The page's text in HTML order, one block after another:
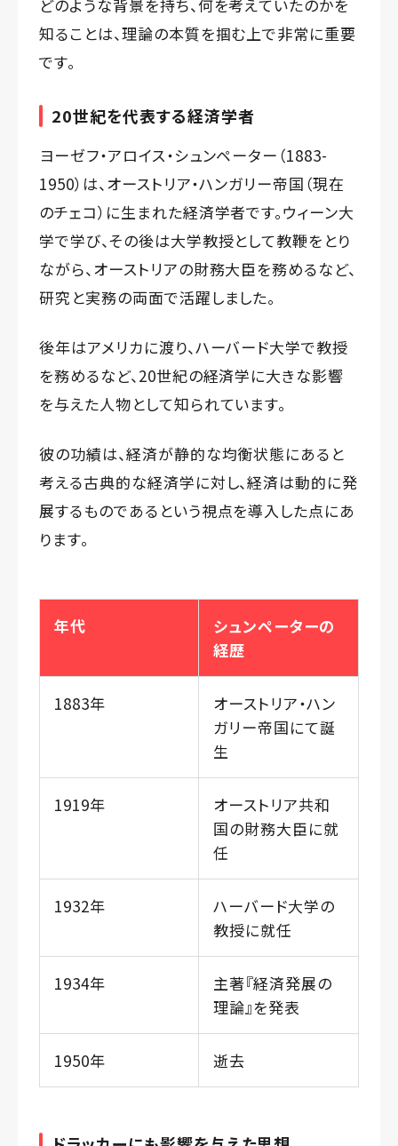
どのような背景を持ち、何を考えていたのかを
知ることは、理論の本質を掴む上で非常に重要
です。
20世紀を代表する経済学者
ヨーゼフ・アロイス・シュンペーター（1883-
1950）は、オーストリア・ハンガリー帝国（現在
のチェコ）に生まれた経済学者です。ウィーン大
学で学び、その後は大学教授として教鞭をとり
ながら、オーストリアの財務大臣を務めるなど、
研究と実務の両面で活躍しました。
後年はアメリカに渡り、ハーバード大学で教授
を務めるなど、20世紀の経済学に大きな影響
を与えた人物として知られています。
彼の功績は、経済が静的な均衡状態にあると
考える古典的な経済学に対し、経済は動的に発
展するものであるという視点を導入した点にあ
ります。
年代
シュンペーターの
経歴
1883年
オーストリア・ハン
ガリー帝国にて誕
生
1919年
オーストリア共和
国の財務大臣に就
任
1932年
ハーバード大学の
教授に就任
1934年
主著『経済発展の
理論』を発表
1950年 逝去